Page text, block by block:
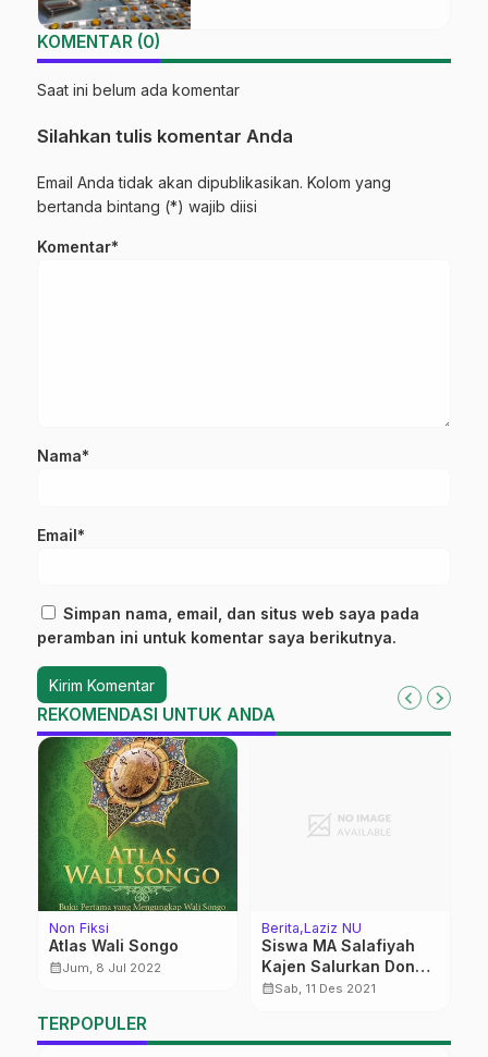
KOMENTAR (0)
Saat ini belum ada komentar
Silahkan tulis komentar Anda
Email Anda tidak akan dipublikasikan. Kolom yang
bertanda bintang (*) wajib diisi
Komentar*
Nama*
Email*
Simpan nama, email, dan situs web saya pada
peramban ini untuk komentar saya berikutnya.
REKOMENDASI UNTUK ANDA
Non Fiksi
Atlas Wali Songo
calendar_monthJum, 8 Jul 2022
Berita Laziz NU
Siswa MA Salafiyah
Kajen Salurkan Donasi
untuk Korban Semeru
calendar_monthSab, 11 Des 2021
TERPOPULER